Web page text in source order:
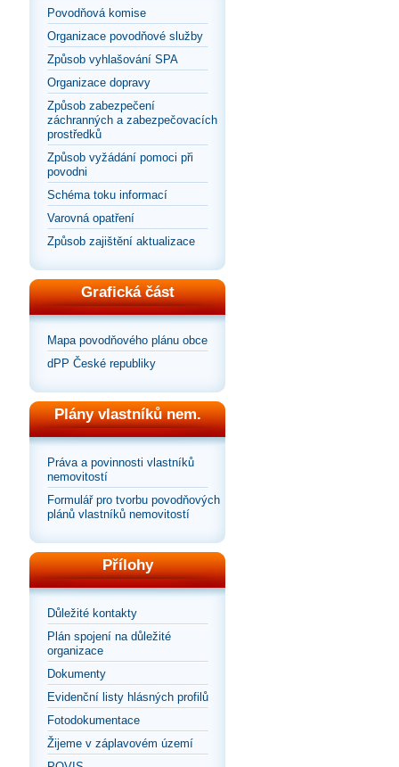
Povodňová komise
Organizace povodňové služby
Způsob vyhlašování SPA
Organizace dopravy
Způsob zabezpečení
záchranných a zabezpečovacích
prostředků
Způsob vyžádání pomoci při
povodni
Schéma toku informací
Varovná opatření
Způsob zajištění aktualizace
Grafická část
Mapa povodňového plánu obce
dPP České republiky
Plány vlastníků nem.
Práva a povinnosti vlastníků
nemovitostí
Formulář pro tvorbu povodňových
plánů vlastníků nemovitostí
Přílohy
Důležité kontakty
Plán spojení na důležité
organizace
Dokumenty
Evidenční listy hlásných profilů
Fotodokumentace
Žijeme v záplavovém území